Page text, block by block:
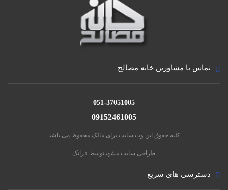
تماس با مشاورین خانه مصالح
051-37051005
09152461005
کلیه حقوق این وب سایت برای مالک محفوظ می باشد
طراحی سایت مشهدتوسط فراتک
دسترسی های سریع